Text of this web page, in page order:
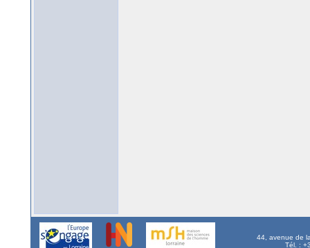
44, avenue de
Tél. :